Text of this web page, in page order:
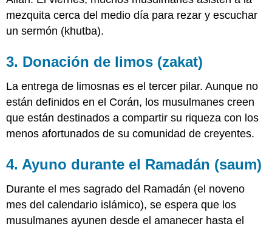
mezquita cerca del medio día para rezar y escuchar
un sermón (khutba).
3. Donación de limos (zakat)
La entrega de limosnas es el tercer pilar. Aunque no
están definidos en el Corán, los musulmanes creen
que están destinados a compartir su riqueza con los
menos afortunados de su comunidad de creyentes.
4. Ayuno durante el Ramadán (saum)
Durante el mes sagrado del Ramadán (el noveno
mes del calendario islámico), se espera que los
musulmanes ayunen desde el amanecer hasta el